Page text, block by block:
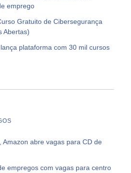
emprego
Gratuito de Cibersegurança
Abertas)
plataforma com 30 mil cursos
Amazon abre vagas para CD de
empregos com vagas para centro